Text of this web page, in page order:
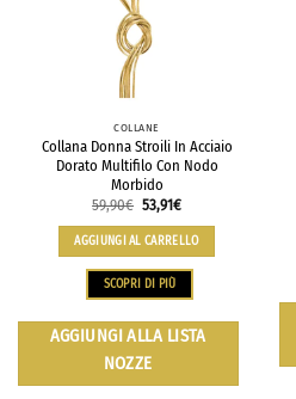
COLLANE
Collana Donna Stroili In Acciaio
Dorato Multifilo Con Nodo
Morbido
59,90€ 53,91€
AGGIUNGI AL CARRELLO
SCOPRI DI PIÙ
AGGIUNGI ALLA LISTA
NOZZE